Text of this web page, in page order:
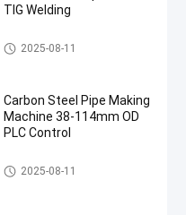
TIG Welding
Stahlrohr, das Maschine herst
ellt
2025-08-11
Carbon Steel Pipe Making
Machine 38-114mm OD
PLC Control
Stahlrohr, das Maschine herst
ellt
2025-08-11